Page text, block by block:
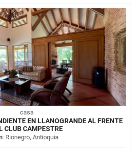
casa
EN LLANOGRANDE AL FRENTE
CLUB CAMPESTRE
: Rionegro, Antioquia